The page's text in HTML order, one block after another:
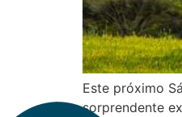
Este próximo
sorprendente